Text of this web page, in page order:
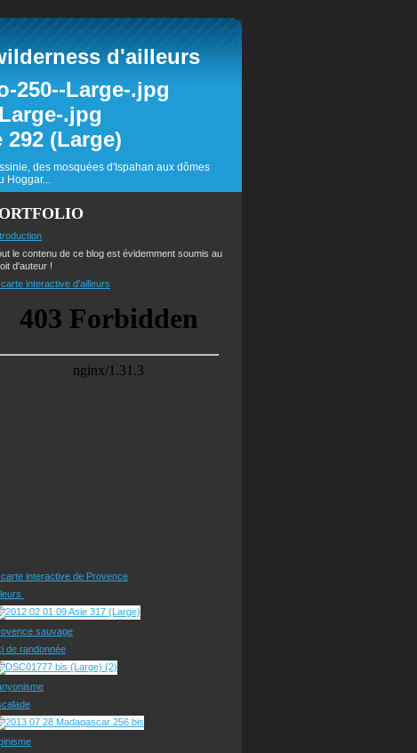
d'ailleurs
des mosquées d'Ispahan aux dômes
le contenu de ce blog est évidemment soumis au
d'auteur !
interactive d'ailleurs
interactive de Provence
sauvage
de randonnée